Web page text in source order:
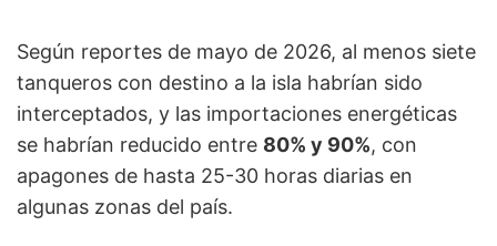
Según reportes de mayo de 2026, al menos siete
tanqueros con destino a la isla habrían sido
interceptados, y las importaciones energéticas
se habrían reducido entre 80% y 90%, con
apagones de hasta 25-30 horas diarias en
algunas zonas del país.